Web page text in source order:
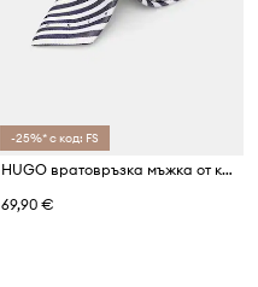
-25%* с код: FS
HUGO вратовръзка мъжка от коприна 6 cm
69,90 €